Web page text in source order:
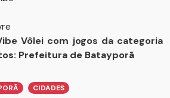
Vôlei com jogos da categoria
Prefeitura de Batayporã
CIDADES